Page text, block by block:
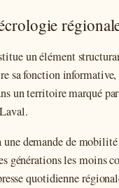
un élément
sa fonction
un territoire marqué
demande de
générations les moins
quotidienne